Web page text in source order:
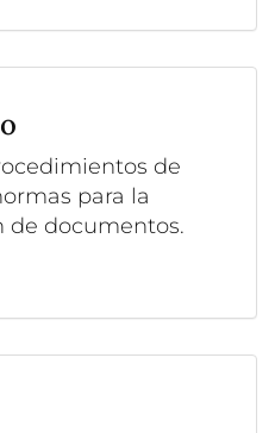
de
para la
de documentos.